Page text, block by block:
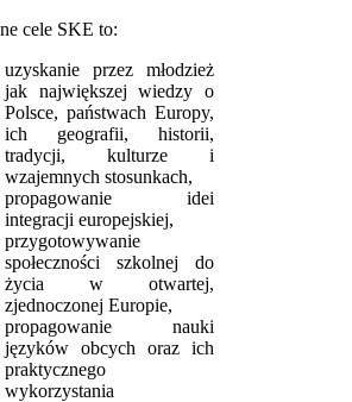
cele SKE to:
uzyskanie przez młodzież
jak największej wiedzy o
Polsce, państwach Europy,
ich geografii, historii,
tradycji, kulturze i
wzajemnych stosunkach,
propagowanie idei
integracji europejskiej,
przygotowywanie
społeczności szkolnej do
życia w otwartej,
zjednoczonej Europie,
propagowanie nauki
języków obcych oraz ich
praktycznego
wykorzystania